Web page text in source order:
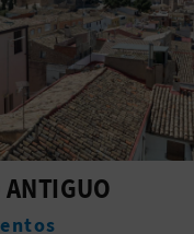
INFO CASTILLO